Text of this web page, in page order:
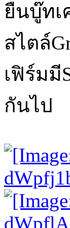
ยืนบู๊ทเ
สไตล์
เฟิร์มมี
กันไป